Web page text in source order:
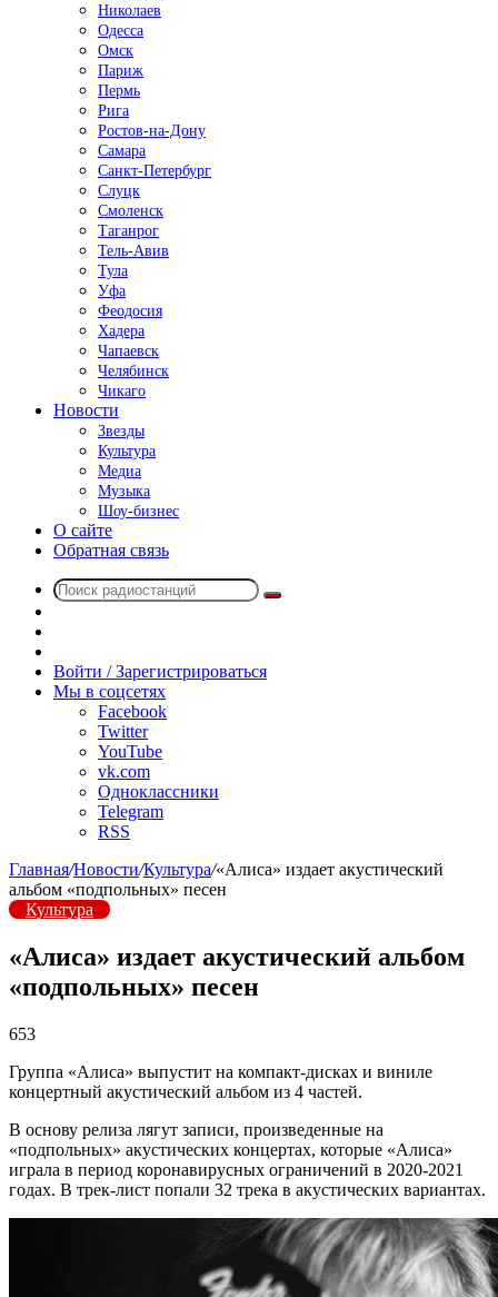
Николаев
Одесса
Омск
Париж
Пермь
Рига
Ростов-на-Дону
Самара
Санкт-Петербург
Слуцк
Смоленск
Таганрог
Тель-Авив
Тула
Уфа
Феодосия
Хадера
Чапаевск
Челябинск
Чикаго
Новости
Звезды
Культура
Медиа
Музыка
Шоу-бизнес
О сайте
Обратная связь
Поиск
радио
Войти / Зарегистрироваться
Мы в соцсетях
Facebook
Twitter
YouTube
vk.com
Одноклассники
Telegram
RSS
Главная/Новости/Культура/«Алиса» издает акустический
альбом «подпольных» песен
Культура
«Алиса» издает акустический альбом
«подпольных» песен
653
Группа «Алиса» выпустит на компакт-дисках и виниле
концертный акустический альбом из 4 частей.
В основу релиза лягут записи, произведенные на
«подпольных» акустических концертах, которые «Алиса»
играла в период коронавирусных ограничений в 2020-2021
годах. В трек-лист попали 32 трека в акустических вариантах.